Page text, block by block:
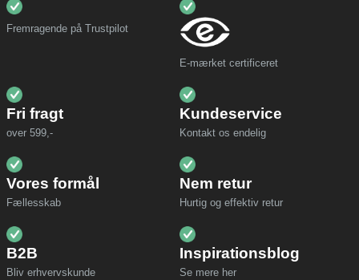
Fremragende på Trustpilot
E-mærket certificeret
Fri fragt
over 599,-
Kundeservice
Kontakt os endelig
Vores formål
Fællesskab
Nem retur
Hurtig og effektiv retur
B2B
Bliv erhvervskunde
Inspirationsblog
Se mere her